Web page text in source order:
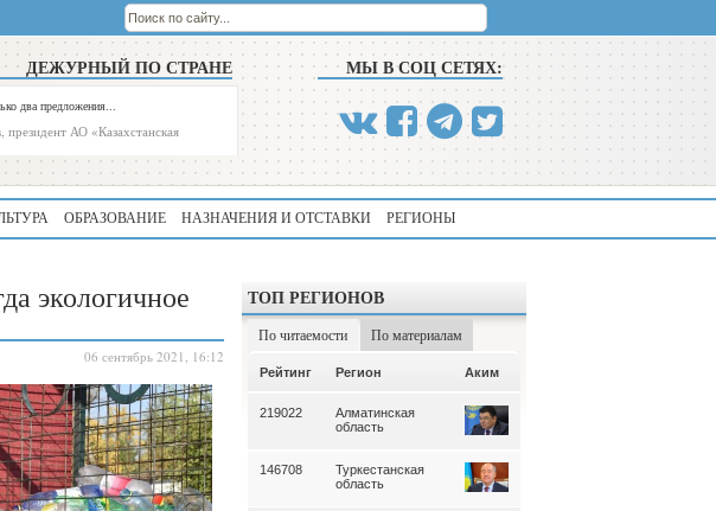
ДЕЖУРНЫЙ ПО СТРАНЕ
два предложения...
АО «Казахстанская
МЫ В СОЦ СЕТЯХ:
ОБРАЗОВАНИЕ НАЗНАЧЕНИЯ И ОТСТАВКИ РЕГИОНЫ
экологичное
06 сентябрь 2021, 16:12
ТОП РЕГИОНОВ
По читаемости По материалам
Алматинская
область
Туркестанская
область
Рейтинг Регион Аким
219022
Алматинская
область
146708
Туркестанская
область